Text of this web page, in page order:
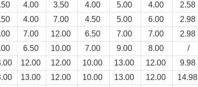
4.00 3.50 4.00 5.00 4.00 2.58
4.00 7.00 4.50 5.00 6.00 2.98
7.00 12.00 6.50 7.00 7.00 2.98
6.50 10.00 7.00 9.00 8.00 /
12.00 12.00 10.00 13.00 12.00 9.98
13.00 12.00 10.00 13.00 12.00 14.98